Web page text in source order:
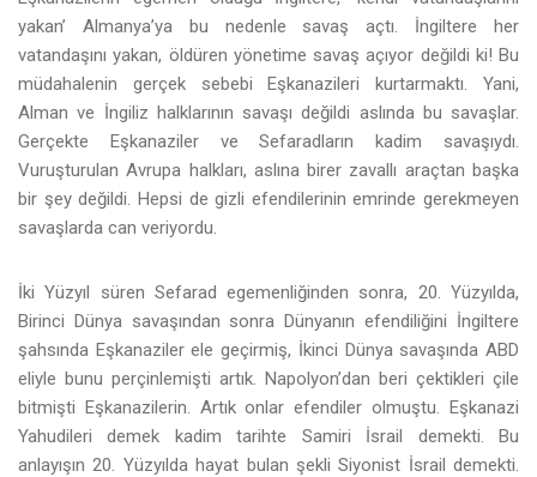
yakan’ Almanya’ya bu nedenle savaş açtı. İngiltere her
vatandaşını yakan, öldüren yönetime savaş açıyor değildi ki! Bu
müdahalenin gerçek sebebi Eşkanazileri kurtarmaktı. Yani,
Alman ve İngiliz halklarının savaşı değildi aslında bu savaşlar.
Gerçekte Eşkanaziler ve Sefaradların kadim savaşıydı.
Vuruşturulan Avrupa halkları, aslına birer zavallı araçtan başka
bir şey değildi. Hepsi de gizli efendilerinin emrinde gerekmeyen
savaşlarda can veriyordu.
İki Yüzyıl süren Sefarad egemenliğinden sonra, 20. Yüzyılda,
Birinci Dünya savaşından sonra Dünyanın efendiliğini İngiltere
şahsında Eşkanaziler ele geçirmiş, İkinci Dünya savaşında ABD
eliyle bunu perçinlemişti artık. Napolyon’dan beri çektikleri çile
bitmişti Eşkanazilerin. Artık onlar efendiler olmuştu. Eşkanazi
Yahudileri demek kadim tarihte Samiri İsrail demekti. Bu
anlayışın 20. Yüzyılda hayat bulan şekli Siyonist İsrail demekti.